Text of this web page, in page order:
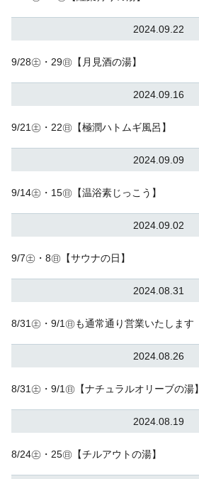
2024.09.22
9/28㊏・29㊐【月見酒の湯】
2024.09.16
9/21㊏・22㊐【極潤ハトムギ風呂】
2024.09.09
9/14㊏・15㊐【温浴素じっこう】
2024.09.02
9/7㊏・8㊐【サウナの日】
2024.08.31
8/31㊏・9/1㊐も通常通り営業いたします
2024.08.26
8/31㊏・9/1㊐【ナチュラルオリーブの湯】
2024.08.19
8/24㊏・25㊐【チルアウトの湯】